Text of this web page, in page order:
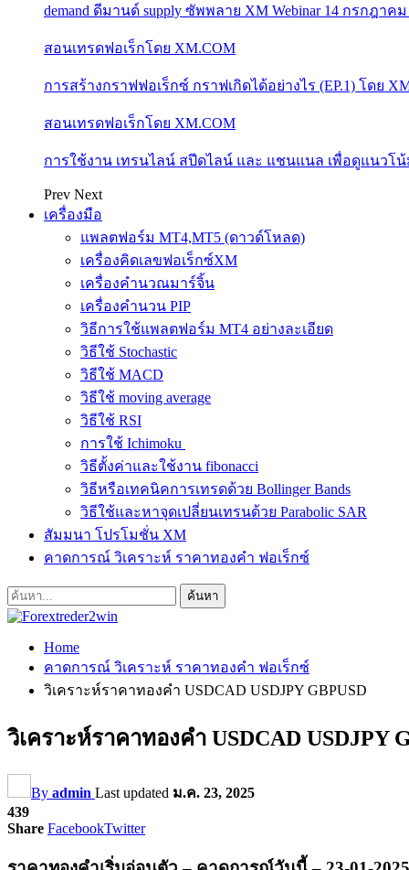
demand ดีมานด์ supply ซัพพลาย XM Webinar 14 กรกฎาคม
สอนเทรดฟอเร็กโดย XM.COM
การสร้างกราฟฟอเร็กซ์ กราฟเกิดได้อย่างไร (EP.1) โดย
สอนเทรดฟอเร็กโดย XM.COM
การใช้งาน เทรนไลน์ สปีดไลน์ และ แชนแนล เพื่อดูแนวโน้
Prev Next
เครื่องมือ
แพลตฟอร์ม MT4,MT5 (ดาวด์โหลด)
เครื่องคิดเลขฟอเร็กซ์XM
เครื่องคำนวณมาร์จิ้น
เครื่องคำนวน PIP
วิธีการใช้แพลตฟอร์ม MT4 อย่างละเอียด
วิธีใช้ Stochastic
วิธีใช้ MACD
วิธีใช้ moving average
วิธีใช้ RSI
การใช้ Ichimoku
วิธีตั้งค่าและใช้งาน fibonacci
วิธีหรือเทคนิคการเทรดด้วย Bollinger Bands
วิธีใช้และหาจุดเปลี่ยนเทรนด้วย Parabolic SAR
สัมมนา โปรโมชั่น XM
คาดการณ์ วิเคราะห์ ราคาทองคำ ฟอเร็กซ์
Home
คาดการณ์ วิเคราะห์ ราคาทองคำ ฟอเร็กซ์
วิเคราะห์ราคาทองคำ USDCAD USDJPY GBPUSD
วิเคราะห์ราคาทองคำ USDCAD USDJPY
By admin Last updated ม.ค. 23, 2025
439
Share FacebookTwitter